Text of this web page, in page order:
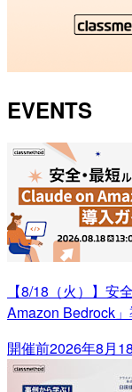
EVENTS
【8/18（火）】安
Amazon Bedrock
開催前2026年8月